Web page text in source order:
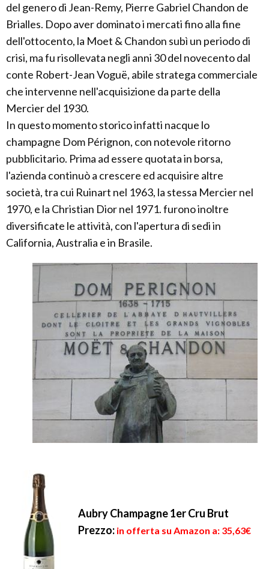
del genero di Jean-Remy, Pierre Gabriel Chandon de
Brialles. Dopo aver dominato i mercati fino alla fine
dell'ottocento, la Moet & Chandon subì un periodo di
crisi, ma fu risollevata negli anni 30 del novecento dal
conte Robert-Jean Voguë, abile stratega commerciale
che intervenne nell'acquisizione da parte della
Mercier del 1930.
In questo momento storico infatti nacque lo
champagne Dom Pérignon, con notevole ritorno
pubblicitario. Prima ad essere quotata in borsa,
l'azienda continuò a crescere ed acquisire altre
società, tra cui Ruinart nel 1963, la stessa Mercier nel
1970, e la Christian Dior nel 1971. furono inoltre
diversificate le attività, con l'apertura di sedi in
California, Australia e in Brasile.
Aubry Champagne 1er Cru Brut
Prezzo: in offerta su Amazon a: 35,63€